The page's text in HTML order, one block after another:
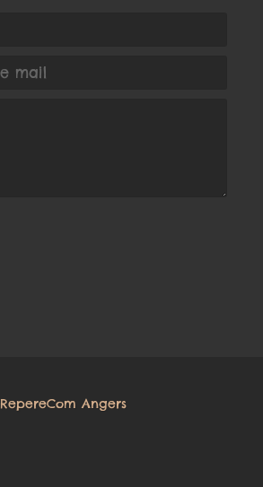
RepereCom Angers